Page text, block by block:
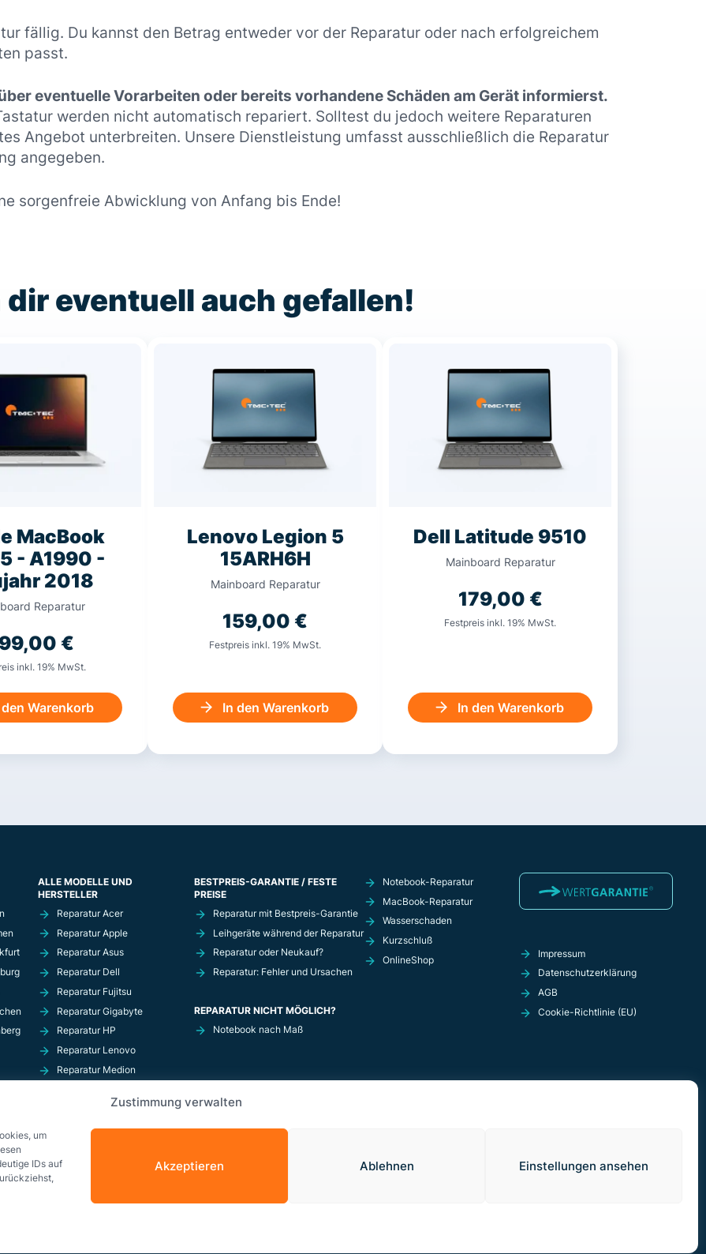
Zustimmung verwalten
um
IDs auf
Akzeptieren Ablehnen Einstellungen ansehen
fällig. Du kannst den Betrag entweder vor der Reparatur oder nach erfolgreichem
passt.
eventuelle Vorarbeiten oder bereits vorhandene Schäden am Gerät informierst.
werden nicht automatisch repariert. Solltest du jedoch weitere Reparaturen
Angebot unterbreiten. Unsere Dienstleistung umfasst ausschließlich die Reparatur
angegeben.
sorgenfreie Abwicklung von Anfang bis Ende!
eventuell auch gefallen!
MacBook
- A1990 -
2018
Reparatur
€
inkl. 19% MwSt.
den Warenkorb
Lenovo Legion 5
15ARH6H
Mainboard Reparatur
159,00 €
Festpreis inkl. 19% MwSt.
In den Warenkorb
Dell Latitude 9510
Mainboard Reparatur
179,00 €
Festpreis inkl. 19% MwSt.
In den Warenkorb
ALLE MODELLE UND
HERSTELLER
Reparatur Acer
Reparatur Apple
Reparatur Asus
Reparatur Dell
Reparatur Fujitsu
Reparatur Gigabyte
Reparatur HP
Reparatur Lenovo
Reparatur Medion
Reparatur Razer
Reparatur Schenker
BESTPREIS-GARANTIE / FESTE
PREISE
Reparatur mit Bestpreis-Garantie
Leihgeräte während der Reparatur
Reparatur oder Neukauf?
Reparatur: Fehler und Ursachen
REPARATUR NICHT MÖGLICH?
Notebook nach Maß
Notebook-Reparatur
MacBook-Reparatur
Wasserschaden
Kurzschluß
OnlineShop
Impressum
Datenschutzerklärung
AGB
Cookie-Richtlinie (EU)